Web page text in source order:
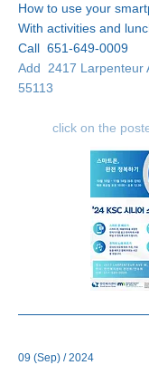
How to use your
With activities and
Call 651-649-0009
Add 2417 Larpenteur
55113
click on the
09 (Sep) / 2024